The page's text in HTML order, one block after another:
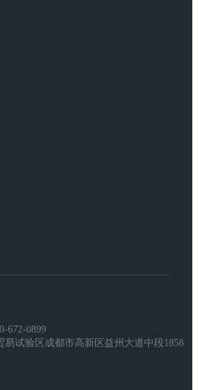
672-0899
试验区成都市高新区益州大道中段1858